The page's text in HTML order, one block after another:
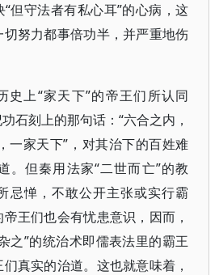
但守法者有私心耳”的心病，这
努力都事倍功半，并严重地伤
史上“家天下”的帝王们所认同
石刻上的那句话：“六合之内，
一家天下”，对其治下的百姓难
。但秦用法家“二世而亡”的教
忌惮，不敢公开主张或实行霸
王们也会有忧患意识，因而，
之”的统治术即儒表法里的霸王
真实的治道。这也就意味着，